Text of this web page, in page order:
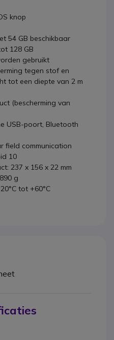
knop
54 GB beschikbaar
128 GB
gebruikt
tegen stof en
tot een diepte van 2 m
(bescherming van
USB-poort, Bluetooth
field communication
10
237 x 156 x 22 mm
g
tot +60°C